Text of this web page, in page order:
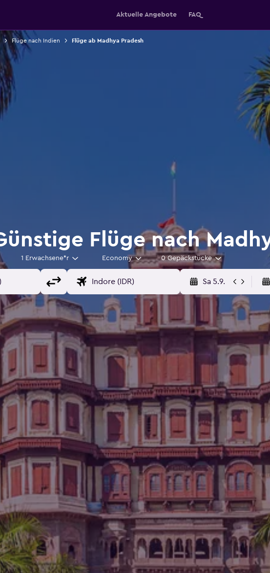
Aktuelle Angebote FAQ
Flüge nach Indien Flüge ab Madhya Pradesh
Flüge nach
1 Erwachsene*r Economy 0 Gepäckstücke
Sa 5.9.